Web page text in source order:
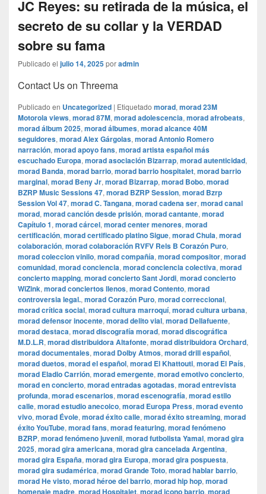
JC Reyes: su retirada de la música, el
secreto de su collar y la VERDAD
sobre su fama
Publicado el julio 14, 2025poradmin
Contact Us on Threema
Publicado en Uncategorized | Etiquetado morad, morad 23M
Motorola views, morad 87M, morad adolescencia, morad afrobeats,
morad álbum 2025, morad álbumes, morad alcance 40M
seguidores, morad Alex Gárgolas, morad Antonio Romero
narración, morad apoyo fans, morad artista español más
escuchado Europa, morad asociación Bizarrap, morad autenticidad,
morad Banda, morad barrio, morad barrio hospitalet, morad barrio
marginal, morad Beny Jr, morad Bizarrap, morad Bobo, morad
BZRP Music Sessions 47, morad BZRP Session, morad Bzrp
Session Vol 47, morad C. Tangana, morad cadena ser, morad canal
morad, morad canción desde prisión, morad cantante, morad
Capítulo 1, morad cárcel, morad center menores, morad
certificación, morad certificado platino Sigue, morad Chula, morad
colaboración, morad colaboración RVFV Rels B Corazón Puro,
morad coleccion vinilo, morad compañía, morad compositor, morad
comunidad, morad conciencia, morad conciencia colectiva, morad
concierto mapping, morad concierto Sant Jordi, morad concierto
WiZink, morad conciertos llenos, morad Contento, morad
controversia legal., morad Corazón Puro, morad correccional,
morad crítica social, morad cultura marroquí, morad cultura urbana,
morad defensor inocente, morad delito vial, morad Dellafuente,
morad destaca, morad discografía morad, morad discográfica
M.D.L.R, morad distribuidora Altafonte, morad distribuidora Orchard,
morad documentales, morad Dolby Atmos, morad drill español,
morad duetos, morad el español, morad El Khattouti, morad El País,
morad Eladio Carrión, morad emergente, morad emotivo concierto,
morad en concierto, morad entradas agotadas, morad entrevista
profunda, morad escenarios, morad escenografía, morad estilo
calle, morad estudio anecoico, morad Europa Press, morad evento
vivo, morad Évole, morad éxito calle, morad éxito streaming, morad
éxito YouTube, morad fans, morad featuring, morad fenómeno
BZRP, morad fenómeno juvenil, morad futbolista Yamal, morad gira
2025, morad gira americana, morad gira cancelada Argentina,
morad gira España, morad gira Europa, morad gira pospuesta,
morad gira sudamérica, morad Grande Toto, morad hablar barrio,
morad He visto, morad héroe del barrio, morad hip hop, morad
homenaje madre, morad Hospitalet, morad icono barrio, morad